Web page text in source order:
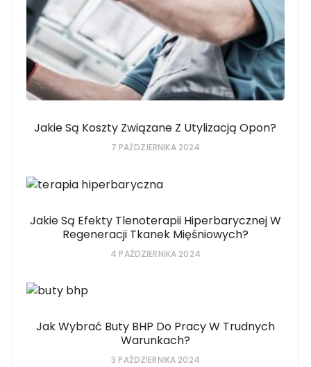
Jakie Są Koszty Związane Z Utylizacją Opon?
7 PAŹDZIERNIKA 2024
Jakie Są Efekty Tlenoterapii Hiperbarycznej W
Regeneracji Tkanek Mięśniowych?
4 PAŹDZIERNIKA 2024
Jak Wybrać Buty BHP Do Pracy W Trudnych
Warunkach?
3 PAŹDZIERNIKA 2024